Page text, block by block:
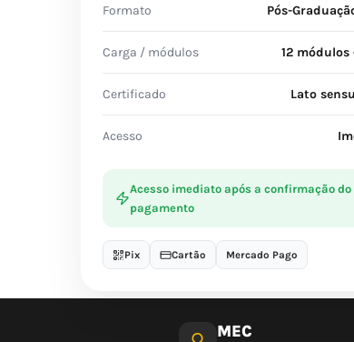
Formato Pós-
Carga / módulos 12 módulos
Certificado Lato
Acesso
Acesso imediato após a confirmação do
pagamento
Pix Cartão Mercado Pago
MEC